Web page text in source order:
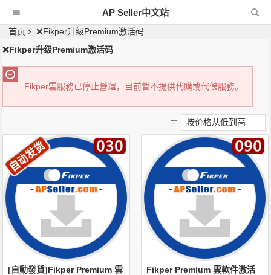
AP Seller中文站
首页
❌Fikper升级Premium激活码
❌Fikper升级Premium激活码
Fikper雲服務已停止營運，目前暫不提供代購或代儲服務。
[自動發貨]Fikper Premium 雲
Fikper Premium 雲軟件激活